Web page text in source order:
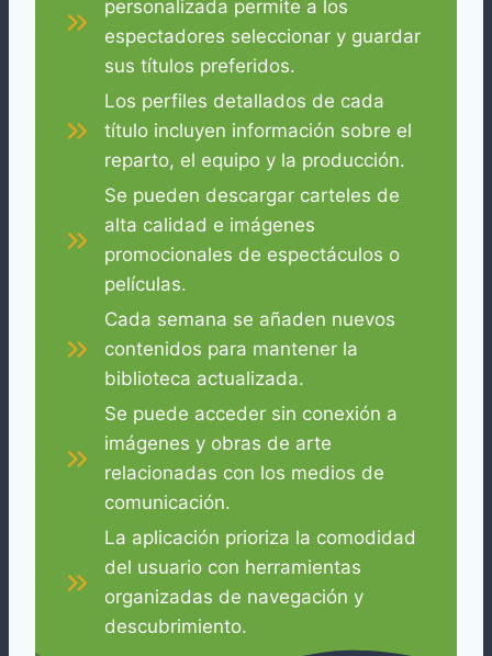
personalizada permite a los
espectadores seleccionar y guardar
sus títulos preferidos.
Los perfiles detallados de cada
título incluyen información sobre el
reparto, el equipo y la producción.
Se pueden descargar carteles de
alta calidad e imágenes
promocionales de espectáculos o
películas.
Cada semana se añaden nuevos
contenidos para mantener la
biblioteca actualizada.
Se puede acceder sin conexión a
imágenes y obras de arte
relacionadas con los medios de
comunicación.
La aplicación prioriza la comodidad
del usuario con herramientas
organizadas de navegación y
descubrimiento.